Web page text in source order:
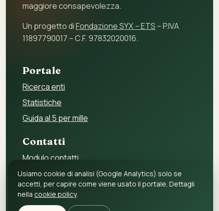
maggiore consapevolezza.
Un progetto diFondazione SYX – ETS – P.IVA
11897790017 – C.F. 97832020016.
Portale
Ricerca enti
Statistiche
Guida al 5 per mille
Contatti
Modulo contatti
Per gli enti
Per i fornitori
Privacy policy
Usiamo cookie di analisi (Google Analytics) solo se
accetti, per capire come viene usato il portale. Dettagli
nella cookie policy.